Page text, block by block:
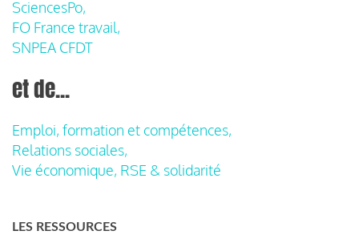
SciencesPo,
FO France travail,
SNPEA CFDT
et de...
Emploi, formation et compétences,
Relations sociales,
Vie économique, RSE & solidarité
LES RESSOURCES